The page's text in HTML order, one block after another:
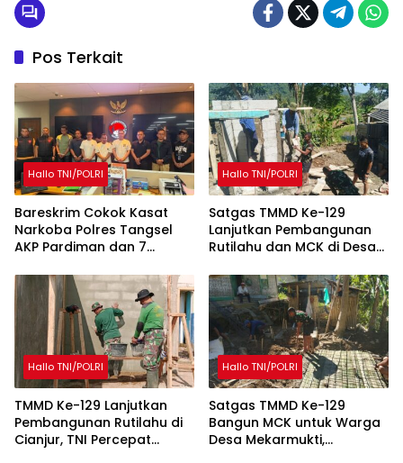
Pos Terkait
Hallo TNI/POLRI
Bareskrim Cokok Kasat
Narkoba Polres Tangsel
AKP Pardiman dan 7
Hallo TNI/POLRI
Satgas TMMD Ke-129
Lanjutkan Pembangunan
Rutilahu dan MCK di Desa
Hallo TNI/POLRI
TMMD Ke-129 Lanjutkan
Pembangunan Rutilahu di
Cianjur, TNI Percepat
Hallo TNI/POLRI
Satgas TMMD Ke-129
Bangun MCK untuk Warga
Desa Mekarmukti,